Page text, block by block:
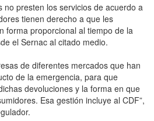
no presten los servicios de acuerdo a
tienen derecho a que les
forma proporcional al tiempo de la
el Sernac al citado medio.
de diferentes mercados que han
de la emergencia, para que
devoluciones y la forma en que
Esa gestión incluye al CDF”,